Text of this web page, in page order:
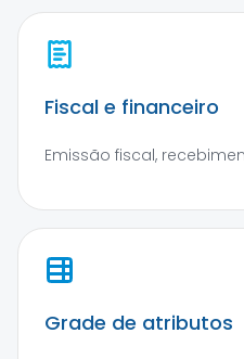
Fiscal e financeiro
Emissão fiscal,
Grade de atributos